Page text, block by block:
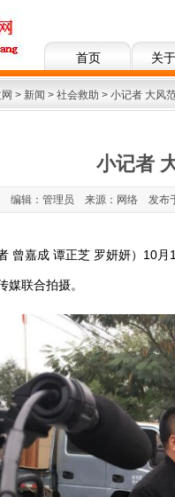
首页 关
> 新闻 > 社会救助 > 小记者 大风
小记者
编辑：管理员 来源：网络 发布
曾嘉成 谭正芝 罗妍妍）10
联合拍摄。